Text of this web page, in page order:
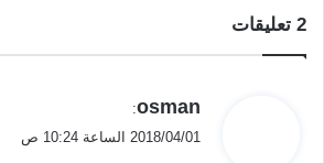
‫2 تعليقات
ي
ق
osman
:
2018/04/01 الساعة 10:24 ص